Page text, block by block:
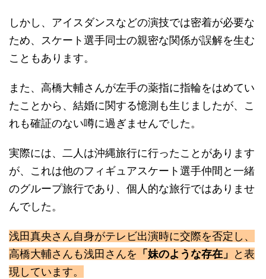
しかし、アイスダンスなどの演技では密着が必要な
ため、スケート選手同士の親密な関係が誤解を生む
こともあります。
また、高橋大輔さんが左手の薬指に指輪をはめてい
たことから、結婚に関する憶測も生じましたが、こ
れも確証のない噂に過ぎませんでした。
実際には、二人は沖縄旅行に行ったことがあります
が、これは他のフィギュアスケート選手仲間と一緒
のグループ旅行であり、個人的な旅行ではありませ
んでした。
浅田真央さん自身がテレビ出演時に交際を否定し、
高橋大輔さんも浅田さんを 「妹のような存在」
と表
現しています。